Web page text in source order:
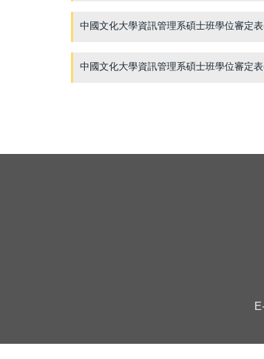
中國文化大學資訊管理系碩士班學位審定
中國文化大學資訊管理系碩士班學位審定